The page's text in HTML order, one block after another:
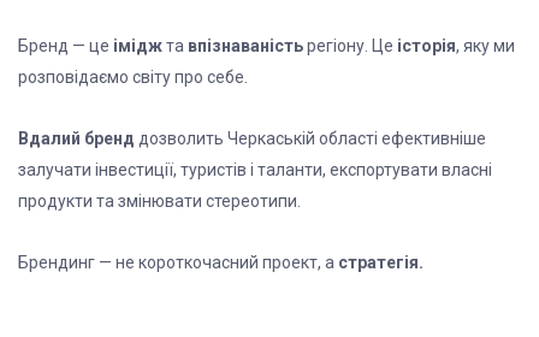
Бренд — це іміджта впізнаваністьрегіону. Це історія, яку ми
розповідаємо світу про себе.
Вдалий бренд дозволить Черкаській області ефективніше
залучати інвестиції, туристів і таланти, експортувати власні
продукти та змінювати стереотипи.
Брендинг — не короткочасний проект, а стратегія.